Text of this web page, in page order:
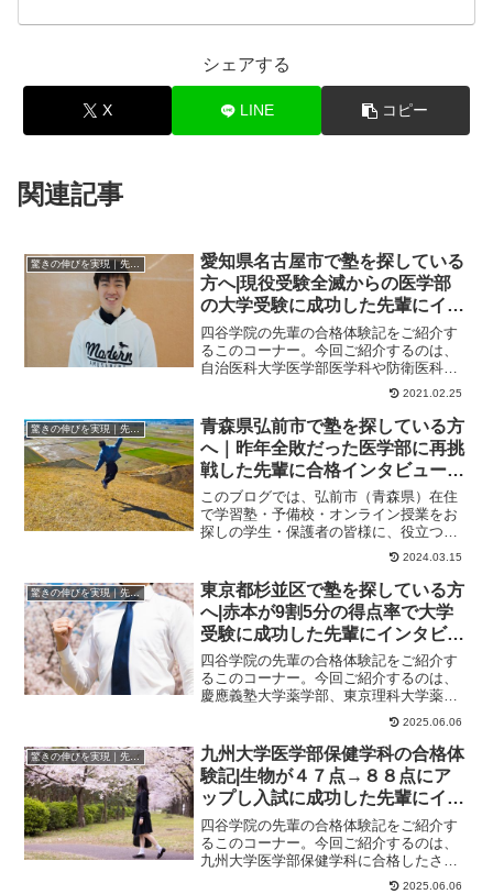
シェアする
X LINE コピー
関連記事
驚きの伸びを実現｜先輩列伝
愛知県名古屋市で塾を探している
方へ|現役受験全滅からの医学部
の大学受験に成功した先輩にイン
タビュー！大学受験予備校四谷学
院
四谷学院の先輩の合格体験記をご紹介す
るこのコーナー。今回ご紹介するのは、
自治医科大学医学部医学科や防衛医科大
学校医学科、関西医科大学医学部医学科
2021.02.25
驚きの伸びを実現｜先輩列伝
青森県弘前市で塾を探している方
へ｜昨年全敗だった医学部に再挑
戦した先輩に合格インタビュー！
大学受験予備校四谷学院
このブログでは、弘前市（青森県）在住
で学習塾・予備校・オンライン授業をお
探しの学生・保護者の皆様に、役立つ情
報やヒントになる情報をお伝えします。
2024.03.15
驚きの伸びを実現｜先輩列伝
東京都杉並区で塾を探している方
へ|赤本が9割5分の得点率で大学
受験に成功した先輩にインタビュ
ー！大学受験予備校四谷学院
四谷学院の先輩の合格体験記をご紹介す
るこのコーナー。今回ご紹介するのは、
慶應義塾大学薬学部、東京理科大学薬学
部、北里大学薬学部に合格したくんのス
2025.06.06
驚きの伸びを実現｜先輩列伝
九州大学医学部保健学科の合格体
験記|生物が４７点→８８点にア
ップし入試に成功した先輩にイン
タビュー！大学受験予備校四谷学
院
四谷学院の先輩の合格体験記をご紹介す
るこのコーナー。今回ご紹介するのは、
九州大学医学部保健学科に合格したさん
のストーリーです。さんが合格した大学
2025.06.06